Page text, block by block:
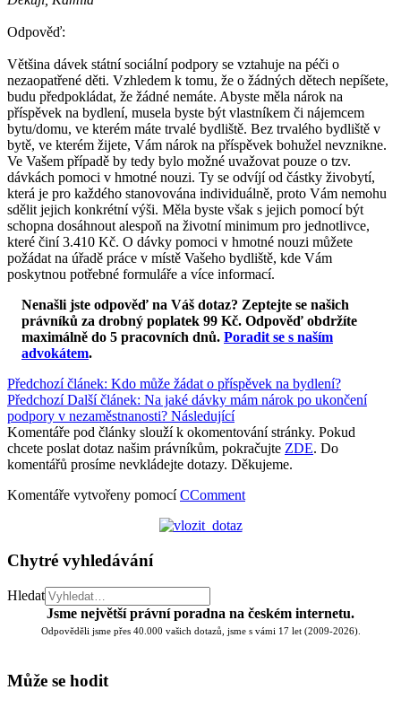
Odpověď:
Většina dávek státní sociální podpory se vztahuje na péči o
nezaopatřené děti. Vzhledem k tomu, že o žádných dětech nepíšete,
budu předpokládat, že žádné nemáte. Abyste měla nárok na
příspěvek na bydlení, musela byste být vlastníkem či nájemcem
bytu/domu, ve kterém máte trvalé bydliště. Bez trvalého bydliště v
bytě, ve kterém žijete, Vám nárok na příspěvek bohužel nevznikne.
Ve Vašem případě by tedy bylo možné uvažovat pouze o tzv.
dávkách pomoci v hmotné nouzi. Ty se odvíjí od částky živobytí,
která je pro každého stanovována individuálně, proto Vám nemohu
sdělit jejich konkrétní výši. Měla byste však s jejich pomocí být
schopna dosáhnout alespoň na životní minimum pro jednotlivce,
které činí 3.410 Kč. O dávky pomoci v hmotné nouzi můžete
požádat na úřadě práce v místě Vašeho bydliště, kde Vám
poskytnou potřebné formuláře a více informací.
Nenašli jste odpověď na Váš dotaz? Zeptejte se našich
právníků za drobný poplatek 99 Kč. Odpověď obdržíte
maximálně do 5 pracovních dnů. Poradit se s naším
advokátem.
Předchozí článek: Kdo může žádat o příspěvek na bydlení?
Předchozí Další článek: Na jaké dávky mám nárok po ukončení
podpory v nezaměstnanosti? Následující
Komentáře pod články slouží k okomentování stránky. Pokud
chcete poslat dotaz našim právníkům, pokračujte ZDE. Do
komentářů prosíme nevkládejte dotazy. Děkujeme.
Komentáře vytvořeny pomocíCComment
Chytré vyhledávání
Hledat
Jsme největší právní poradna na českém internetu.
Odpověděli jsme přes 40.000 vašich dotazů, jsme s vámi 17 let (2009-2026).
Může se hodit